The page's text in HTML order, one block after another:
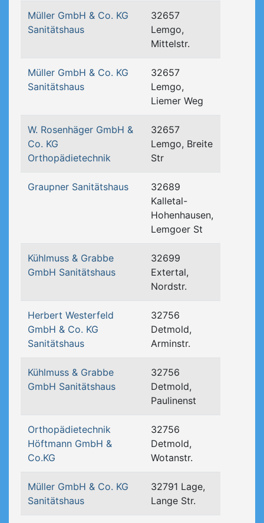
Müller GmbH & Co. KG
Sanitätshaus
32657
Lemgo,
Mittelstr.
Müller GmbH & Co. KG
Sanitätshaus
32657
Lemgo,
Liemer Weg
W. Rosenhäger GmbH &
Co. KG
Orthopädietechnik
32657
Lemgo, Breite
Str
Graupner Sanitätshaus
32689
Kalletal-
Hohenhausen,
Lemgoer St
Kühlmuss & Grabbe
GmbH Sanitätshaus
32699
Extertal,
Nordstr.
Herbert Westerfeld
GmbH & Co. KG
Sanitätshaus
32756
Detmold,
Arminstr.
Kühlmuss & Grabbe
GmbH Sanitätshaus
32756
Detmold,
Paulinenst
Orthopädietechnik
Höftmann GmbH &
Co.KG
32756
Detmold,
Wotanstr.
Müller GmbH & Co. KG
Sanitätshaus
32791 Lage,
Lange Str.